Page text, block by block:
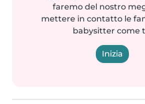
faremo del nostro
mettere in contatto le
babysitter come
Inizia